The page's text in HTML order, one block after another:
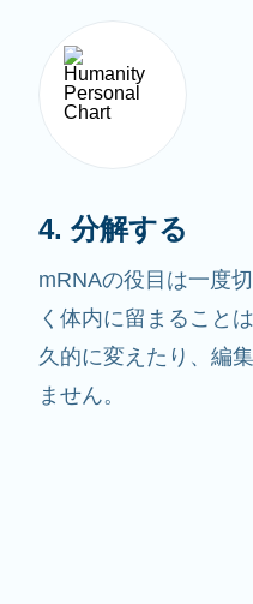
4. 分解する
mRNAの役目は一度
く体内に留まること
久的に変えたり、編
ません。